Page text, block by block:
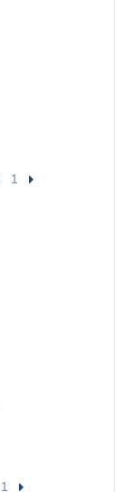
1
1